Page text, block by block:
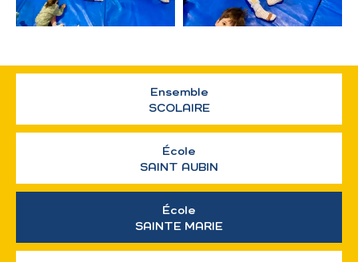
Ensemble
SCOLAIRE
École
SAINT AUBIN
École
SAINTE MARIE